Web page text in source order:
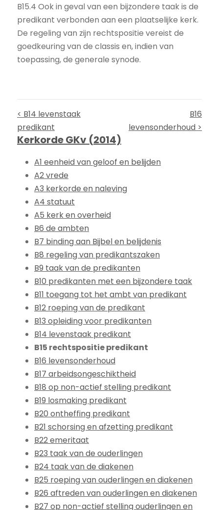
B15.4 Ook in geval van een bijzondere taak is de
predikant verbonden aan een plaatselijke kerk.
De regeling van zijn rechtspositie vereist de
goedkeuring van de classis en, indien van
toepassing, de generale synode.
< B14 levenstaak
predikant
B16
levensonderhoud >
Kerkorde GKv (2014)
A1 eenheid van geloof en belijden
A2 vrede
A3 kerkorde en naleving
A4 statuut
A5 kerk en overheid
B6 de ambten
B7 binding aan Bijbel en belijdenis
B8 regeling van predikantszaken
B9 taak van de predikanten
B10 predikanten met een bijzondere taak
B11 toegang tot het ambt van predikant
B12 roeping van de predikant
B13 opleiding voor predikanten
B14 levenstaak predikant
B15 rechtspositie predikant
B16 levensonderhoud
B17 arbeidsongeschiktheid
B18 op non-actief stelling predikant
B19 losmaking predikant
B20 ontheffing predikant
B21 schorsing en afzetting predikant
B22 emeritaat
B23 taak van de ouderlingen
B24 taak van de diakenen
B25 roeping van ouderlingen en diakenen
B26 aftreden van ouderlingen en diakenen
B27 op non-actief stelling ouderlingen en